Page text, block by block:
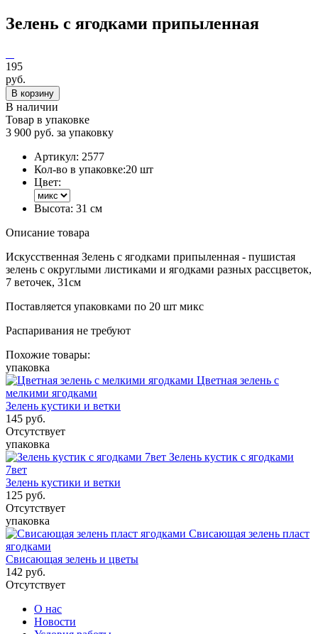
Зелень с ягодками припыленная
195
руб.
В корзину
В наличии
Товар в упаковке
3 900 руб. за упаковку
Артикул: 2577
Кол-во в упаковке:20 шт
Цвет:
Высота: 31 см
Описание товара
Искусственная Зелень с ягодками припыленная - пушистая
зелень с округлыми листиками и ягодками разных рассцветок,
7 веточек, 31см
Поставляется упаковками по 20 шт микс
Распаривания не требуют
Похожие товары:
упаковка
Цветная зелень с
мелкими ягодками
Зелень кустики и ветки
145 руб.
Отсутствует
упаковка
Зелень кустик с ягодками
7вет
Зелень кустики и ветки
125 руб.
Отсутствует
упаковка
Свисающая зелень пласт
ягодками
Свисающая зелень и цветы
142 руб.
Отсутствует
О нас
Новости